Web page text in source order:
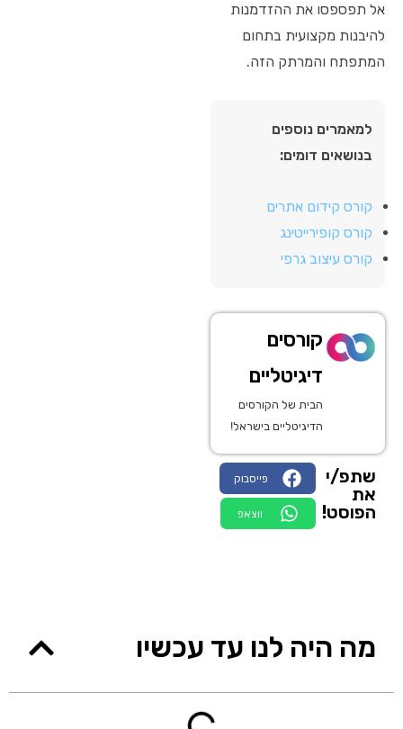
אל תפספסו את ההזדמנות
להיבנות מקצועית בתחום
המתפתח והמרתק הזה.
למאמרים נוספים
בנושאים דומים:
קורס קידום אתרים
קורס קופירייטינג
קורס עיצוב גרפי
קורסים
דיגיטליים
הבית של הקורסים
הדיגיטליים בישראל!
שתפ/י
את
הפוסט!
פייסבוק
ווצאפ
מה היה לנו עד עכשיו